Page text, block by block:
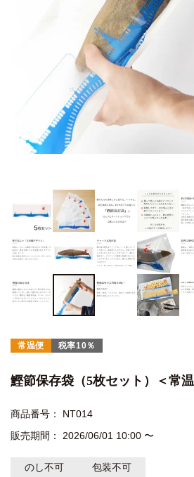
常温便 税率10％
鰹節保存袋（5枚セット）＜常
商品番号
NT014
販売期間
2026/06/01 10:00 〜
のし不可 包装不可